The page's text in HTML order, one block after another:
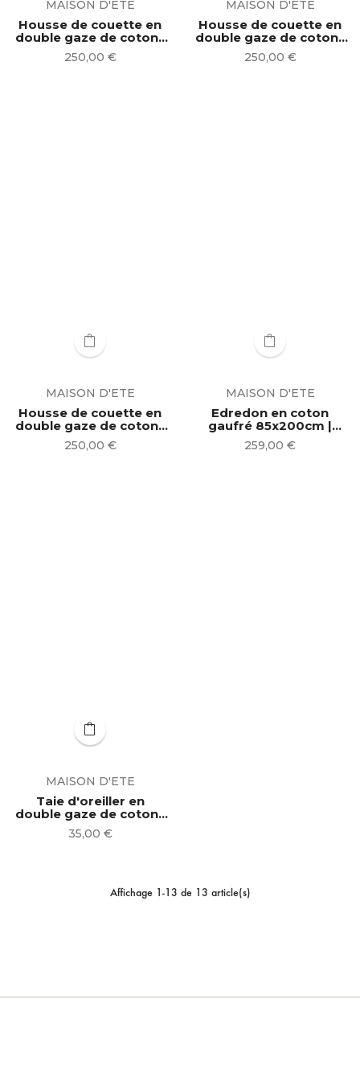
MAISON D'ETE
Housse de couette en
double gaze de coton ◦
milk | 2 tailles
Prix
250,00 €
MAISON D'ETE
Housse de couette en
double gaze de coton ◦
ciment | 2...
Prix
250,00 €
MAISON D'ETE
Housse de couette en
double gaze de coton ◦
grège | 2...
Prix
250,00 €
MAISON D'ETE
Edredon en coton
gaufré 85x200cm |
Cannelle
Prix
259,00 €
MAISON D'ETE
Taie d'oreiller en
double gaze de coton ◦
curry | 2 tailles
Prix
35,00 €
Affichage 1-13 de 13 article(s)